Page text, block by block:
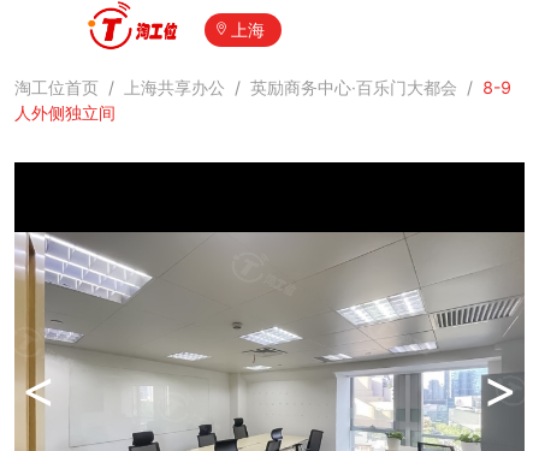
上海
淘工位首页 / 上海共享办公 / 英励商务中心·百乐门大都会 / 8-9
人外侧独立间
< >